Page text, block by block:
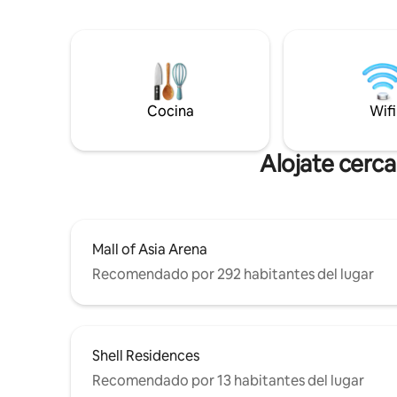
！ ！ ！！！
Makati
restos y las
muy
Cocina Wifi
Alojate
Mall of Asia Arena
Recomendado por 292 habitantes del lugar
Shell Residences
Recomendado por 13 habitantes del lugar